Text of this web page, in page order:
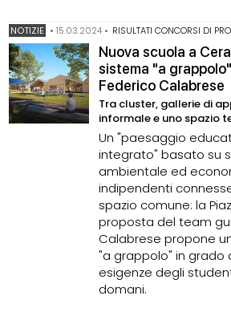
NOTIZIE •15.03.2024 • RISULTATI CONCORSI DI
Nuova scuola a
sistema "a
Federico Calabrese
Tra cluster, gallerie di
informale e uno spazio
Un "paesaggio
integrato" basato su
ambientale ed
indipendenti
spazio comune: la
proposta del team
Calabrese propone
"a grappolo" in grado
esigenze degli
domani.